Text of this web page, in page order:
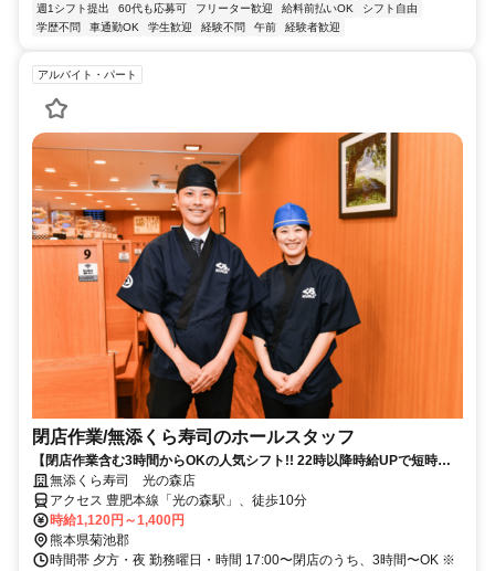
週1シフト提出
60代も応募可 フリーター歓迎 給料前払いOK
シフト自由
学歴不問
車通勤OK 学生歓迎 経験不問 午前 経験者歓迎
アルバイト・パート
閉店作業​/無添くら寿司のホール​スタッフ
【閉店作業含む3時間からOKの人気シフト!! 22時以降時給UPで短時間
で稼げる】
無添くら寿司 光の森店
アクセス 豊肥本線「光の森駅」、徒歩10分
時給1,120円～1,400円
熊本県菊池郡
時間帯 夕方・夜 勤務曜日・時間 17:00〜閉店のうち、3時間〜OK ※